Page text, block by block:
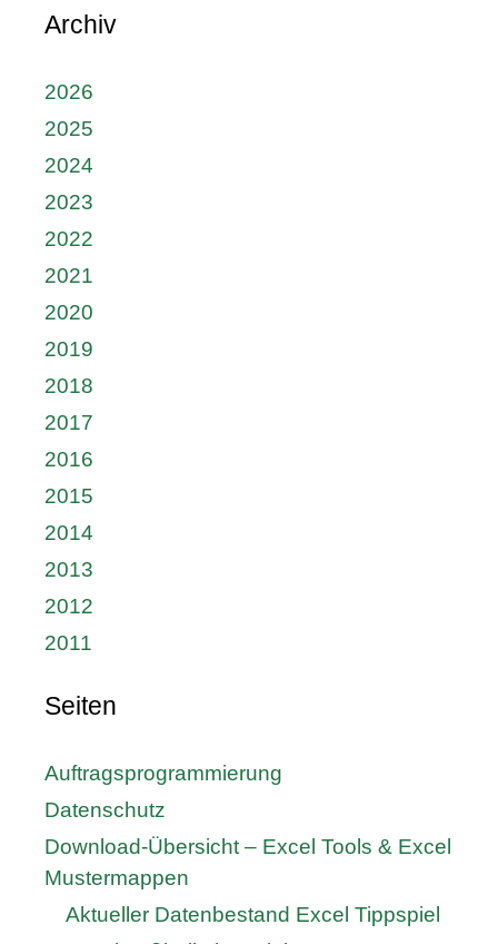
Archiv
2026
2025
2024
2023
2022
2021
2020
2019
2018
2017
2016
2015
2014
2013
2012
2011
Seiten
Auftragsprogrammierung
Datenschutz
Download-Übersicht – Excel Tools & Excel
Mustermappen
Aktueller Datenbestand Excel Tippspiel